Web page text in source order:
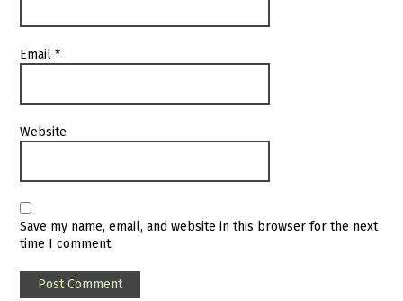
Email*
Website
Save my name, email, and website in this browser for the next
time I comment.